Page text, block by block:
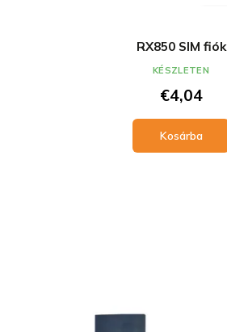
RX850 SIM fiók
€4,04
Kosárba
KÉSZLETEN